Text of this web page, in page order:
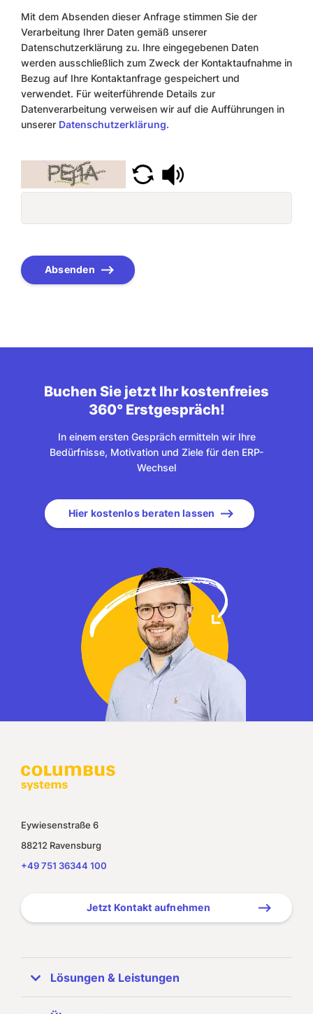
Mit dem Absenden dieser Anfrage stimmen Sie der
Verarbeitung Ihrer Daten gemäß unserer
Datenschutzerklärung zu. Ihre eingegebenen Daten
werden ausschließlich zum Zweck der Kontaktaufnahme in
Bezug auf Ihre Kontaktanfrage gespeichert und
verwendet. Für weiterführende Details zur
Datenverarbeitung verweisen wir auf die Aufführungen in
unserer Datenschutzerklärung.
Absenden
Buchen Sie jetzt Ihr kostenfreies
360° Erstgespräch!
In einem ersten Gespräch ermitteln wir Ihre
Bedürfnisse, Motivation und Ziele für den ERP-
Wechsel
Hier kostenlos beraten lassen
Eywiesenstraße 6
88212 Ravensburg
+49 751 36344 100
Jetzt Kontakt aufnehmen
Lösungen & Leistungen
ERP Systeme